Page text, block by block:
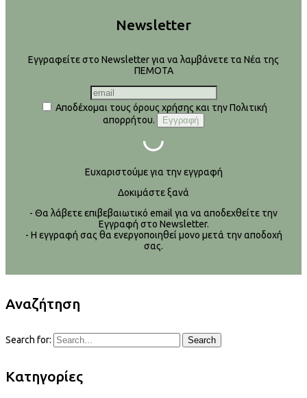
Newsletter
Εγγραφείτε στο Newsletter για να λαμβάνετε τα Νέα της
ΠΕΜΟΤΑ
Αποδέχομαι τους όρους χρήσης και την Πολιτική
απορρήτου.
Ευχαριστούμε για την εγγραφή
Δοκιμάστε ξανά
- Θα λάβετε επιβεβαιωτικό email για να αποδεχθείτε την
Εγγραφή στο Newsletter.
- Η εγγραφή σας θα ενεργοποιηθεί μονο μετά την αποδοχή
σας.
Αναζήτηση
Search for: Search
Kατηγορίες